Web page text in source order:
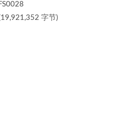
字节)